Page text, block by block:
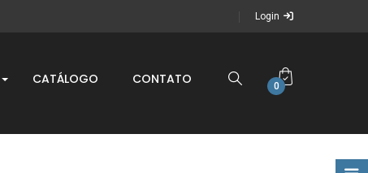
Login
CATÁLOGO CONTATO 0